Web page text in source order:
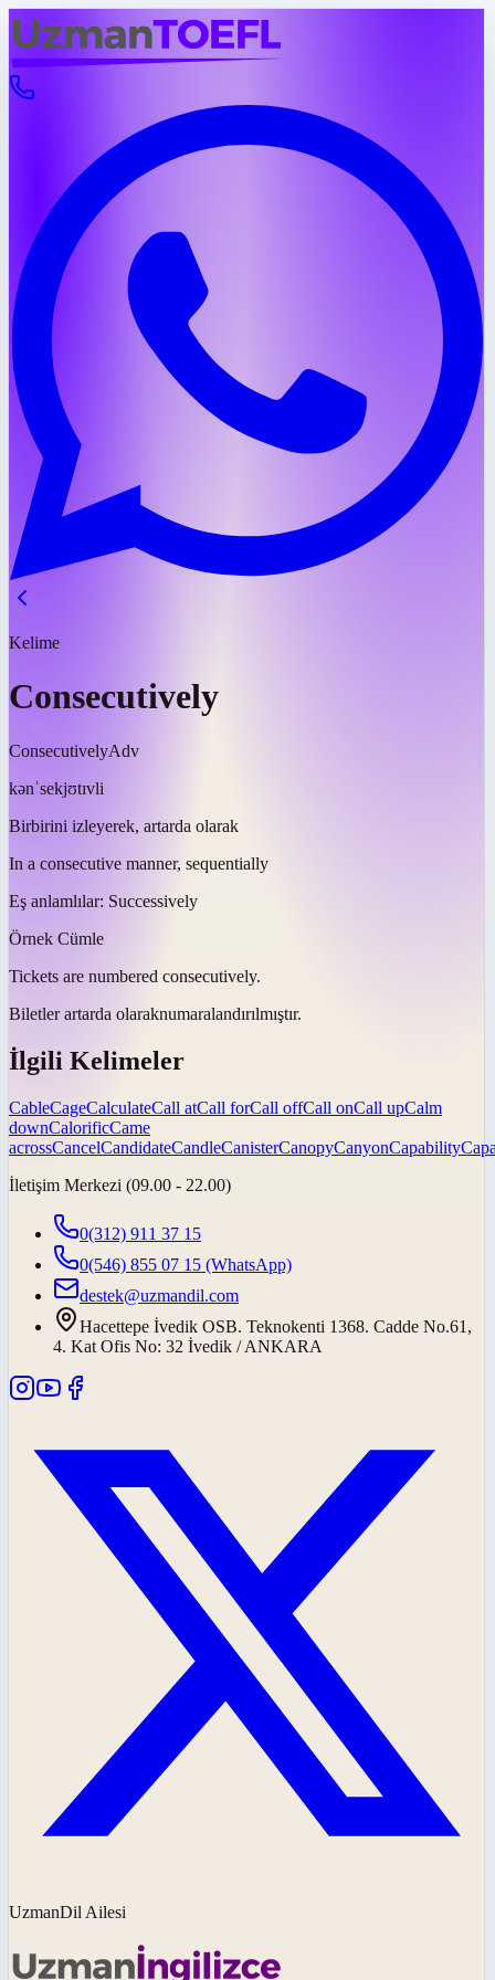
Kelime
Consecutively
ConsecutivelyAdv
kənˈsekjʊtɪvli
Birbirini izleyerek, artarda olarak
In a consecutive manner, sequentially
Eş anlamlılar: Successively
Örnek Cümle
Tickets are numbered consecutively.
Biletler artarda olaraknumaralandırılmıştır.
İlgili Kelimeler
CableCageCalculateCall atCall forCall offCall onCall upCalm
downCalorificCame
acrossCancelCandidateCandleCanisterCanopyCanyonCapability
İletişim Merkezi (09.00 - 22.00)
0(312) 911 37 15
0(546) 855 07 15 (WhatsApp)
destek@uzmandil.com
Hacettepe İvedik OSB. Teknokenti 1368. Cadde No.61,
4. Kat Ofis No: 32 İvedik / ANKARA
UzmanDil Ailesi